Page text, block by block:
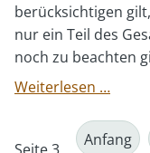
berücksichtigen
nur ein Teil des
noch zu beachten
Weiterlesen …Steuer-
sind
Anfang